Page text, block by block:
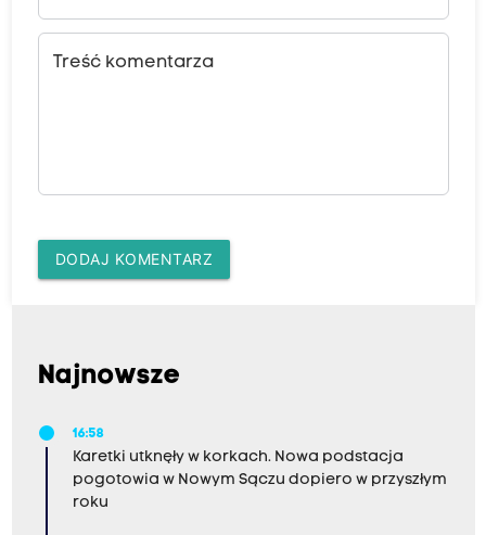
Treść komentarza
DODAJ KOMENTARZ
Najnowsze
16:58
Karetki utknęły w korkach. Nowa podstacja
pogotowia w Nowym Sączu dopiero w przyszłym
roku